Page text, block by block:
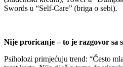
Swords u “Self-Care” (briga o sebi).
Nije proricanje – to je razgovor sa
Psiholozi primjećuju trend: “Često